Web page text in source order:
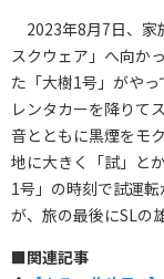
2023年8月7日、家
スクウェア」へ向か
た「大樹1号」がやっ
レンタカーを降りて
音とともに黒煙をモ
地に大きく「試」と
1号」の時刻で試運
が、旅の最後にSLの
■関連記事